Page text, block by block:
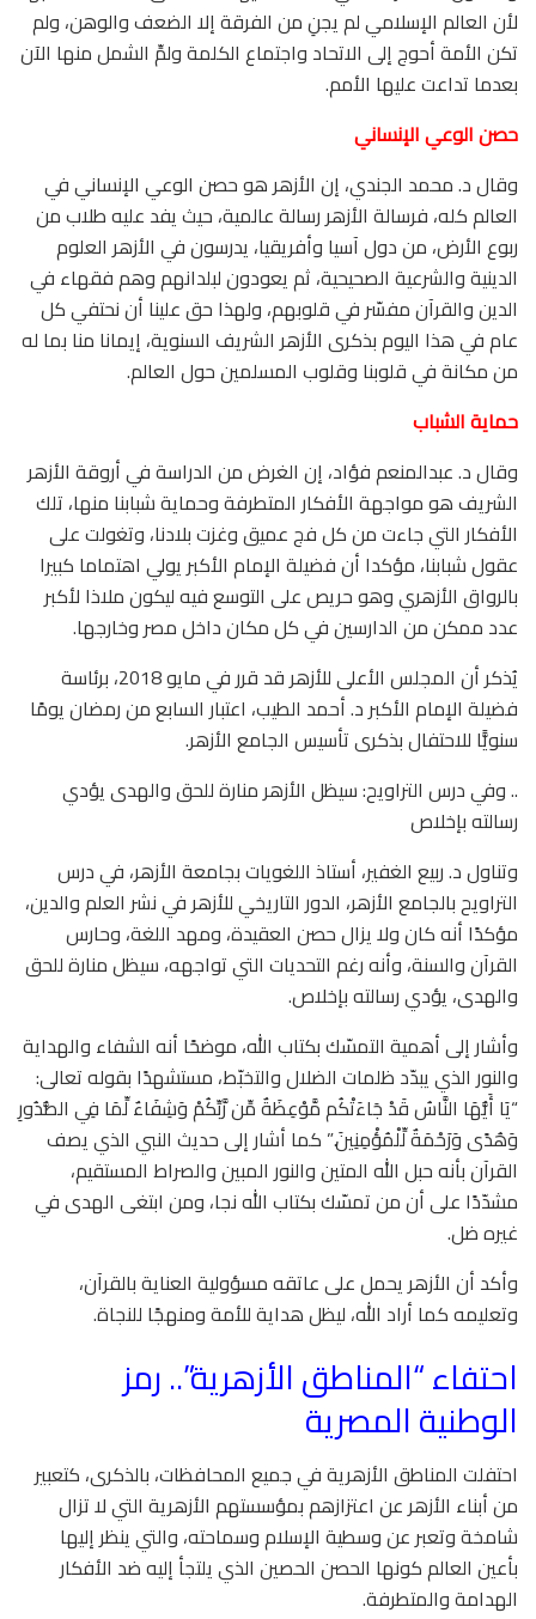
لأن العالم الإسلامي لم يجنِ من الفرقة إلا الضعف والوهن، ولم
تكن الأمة أحوج إلى الاتحاد واجتماع الكلمة ولمِّ الشمل منها الآن
بعدما تداعت عليها الأمم.
حصن الوعي الإنساني
وقال د. محمد الجندي، إن الأزهر هو حصن الوعي الإنساني في
العالم كله، فرسالة الأزهر رسالة عالمية، حيث يفد عليه طلاب من
ربوع الأرض، من دول آسيا وأفريقيا، يدرسون في الأزهر العلوم
الدينية والشرعية الصحيحية، ثم يعودون لبلدانهم وهم فقهاء في
الدين والقرآن مفسّر في قلوبهم، ولهذا حق علينا أن نحتفي كل
عام في هذا اليوم بذكرى الأزهر الشريف السنوية، إيمانا منا بما له
من مكانة في قلوبنا وقلوب المسلمين حول العالم.
حماية الشباب
وقال د. عبدالمنعم فؤاد، إن الغرض من الدراسة في أروقة الأزهر
الشريف هو مواجهة الأفكار المتطرفة وحماية شبابنا منها، تلك
الأفكار التي جاءت من كل فج عميق وغزت بلادنا، وتغولت على
عقول شبابنا، مؤكدا أن فضيلة الإمام الأكبر يولي اهتماما كبيرا
بالرواق الأزهري وهو حريص على التوسع فيه ليكون ملاذا لأكبر
عدد ممكن من الدارسين في كل مكان داخل مصر وخارجها.
يُذكر أن المجلس الأعلى للأزهر قد قرر في مايو 2018، برئاسة
فضيلة الإمام الأكبر د. أحمد الطيب، اعتبار السابع من رمضان يومًا
سنويًّا للاحتفال بذكرى تأسيس الجامع الأزهر.
.. وفي درس التراويح: سيظل الأزهر منارة للحق والهدى يؤدي
رسالته بإخلاص
وتناول د. ربيع الغفير، أستاذ اللغويات بجامعة الأزهر، في درس
التراويح بالجامع الأزهر، الدور التاريخي للأزهر في نشر العلم والدين،
مؤكدًا أنه كان ولا يزال حصن العقيدة، ومهد اللغة، وحارس
القرآن والسنة، وأنه رغم التحديات التي تواجهه، سيظل منارة للحق
والهدى، يؤدي رسالته بإخلاص.
وأشار إلى أهمية التمسّك بكتاب الله، موضحًا أنه الشفاء والهداية
والنور الذي يبدّد ظلمات الضلال والتخبّط، مستشهدًا بقوله تعالى:
“يَا أَيُّهَا النَّاسُ قَدْ جَاءَتْكُم مَّوْعِظَةٌ مِّن رَّبِّكُمْ وَشِفَاءٌ لِّمَا فِي الصُّدُورِ
وَهُدًى وَرَحْمَةٌ لِّلْمُؤْمِنِينَ.” كما أشار إلى حديث النبي الذي يصف
القرآن بأنه حبل الله المتين والنور المبين والصراط المستقيم،
مشدّدًا على أن من تمسّك بكتاب الله نجا، ومن ابتغى الهدى في
غيره ضل.
وأكد أن الأزهر يحمل على عاتقه مسؤولية العناية بالقرآن،
وتعليمه كما أراد الله، ليظل هداية للأمة ومنهجًا للنجاة.
احتفاء “المناطق الأزهرية”.. رمز
الوطنية المصرية
احتفلت المناطق الأزهرية في جميع المحافظات، بالذكرى، كتعبير
من أبناء الأزهر عن اعتزازهم بمؤسستهم الأزهرية التي لا تزال
شامخة وتعبر عن وسطية الإسلام وسماحته، والتي ينظر إليها
بأعين العالم كونها الحصن الحصين الذي يلتجأ إليه ضد الأفكار
الهدامة والمتطرفة.